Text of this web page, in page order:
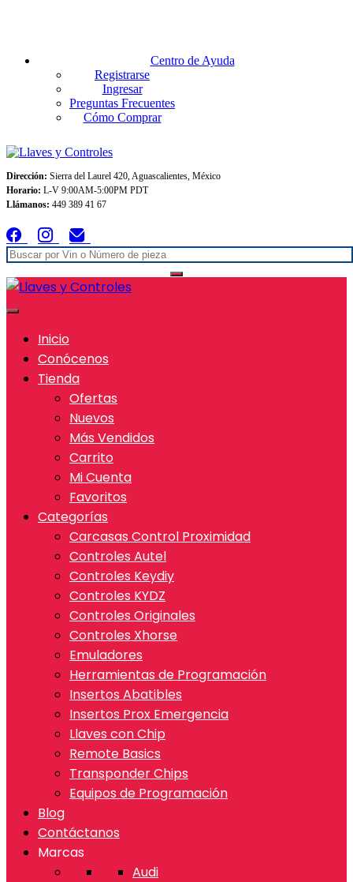
Centro de Ayuda
Registrarse
Ingresar
Preguntas Frecuentes
Cómo Comprar
Dirección: Sierra del Laurel 420, Aguascalientes, México
Horario: L-V 9:00AM-5:00PM PDT
Llámanos: 449 389 41 67
Inicio
Conócenos
Tienda
Ofertas
Nuevos
Más Vendidos
Carrito
Mi Cuenta
Favoritos
Categorías
Carcasas Control Proximidad
Controles Autel
Controles Keydiy
Controles KYDZ
Controles Originales
Controles Xhorse
Emuladores
Herramientas de Programación
Insertos Abatibles
Insertos Prox Emergencia
Llaves con Chip
Remote Basics
Transponder Chips
Equipos de Programación
Blog
Contáctanos
Marcas
Audi